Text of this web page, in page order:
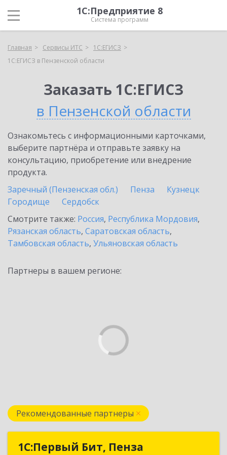
1С:Предприятие 8
Система программ
Главная Сервисы ИТС
1С:ЕГИСЗ
1С:ЕГИСЗ в Пензенской области
Заказать 1С:ЕГИСЗ
в Пензенской области
Ознакомьтесь с информационными карточками,
выберите партнёра и отправьте заявку на
консультацию, приобретение или внедрение
продукта.
Заречный (Пензенская обл.)
Пенза
Кузнецк
Городище
Сердобск
Смотрите также: Россия, Республика Мордовия,
Рязанская область, Саратовская область,
Тамбовская область, Ульяновская область
Партнеры в вашем регионе:
Рекомендованные партнеры
1С:Первый Бит, Пенза1С:Первый Бит, Пенза